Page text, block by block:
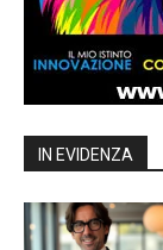
IN EVIDENZA